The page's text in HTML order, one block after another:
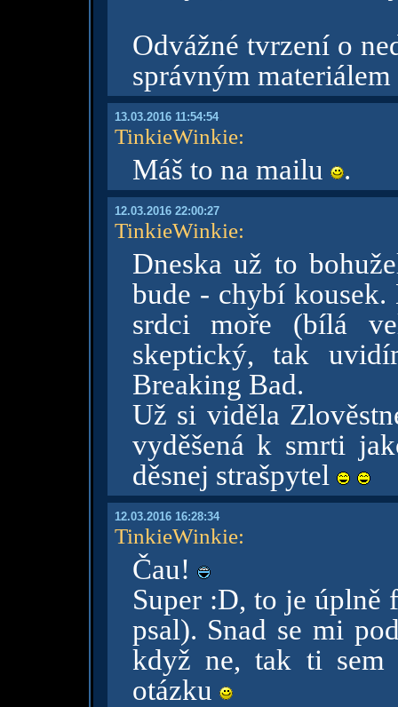
Odvážné tvrzení o
správným
13.03.2016 11:54:54
TinkieWinkie:
Máš to na mailu .
12.03.2016 22:00:27
TinkieWinkie:
Dneska už to
bude - chybí
srdci moře (bílá
skeptický, tak
Breaking Bad.
Už si viděla
vyděšená k smrti
děsnej strašpytel
12.03.2016 16:28:34
TinkieWinkie:
Čau!
Super :D, to je úplně
psal). Snad se mi
když ne, tak ti sem
otázku